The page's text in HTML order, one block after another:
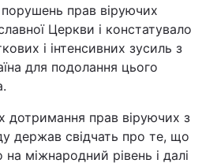
прав віруючих
Церкви і констатувало
і інтенсивних зусиль з
для подолання цього
дотримання прав віруючих з
держав свідчать про те, що
міжнародний рівень і далі